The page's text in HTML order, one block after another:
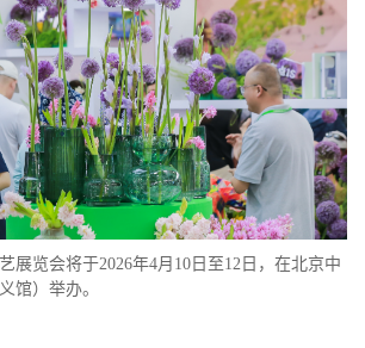
展览会将于2026年4月10日至12日，在北京中
馆）举办。